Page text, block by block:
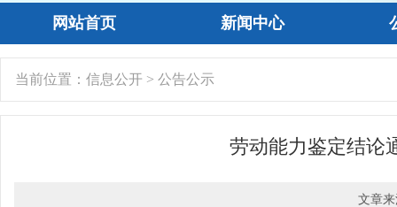
网站首页 新闻中心
当前位置： 信息公开 > 公告公示
劳动能力鉴定结论
文章